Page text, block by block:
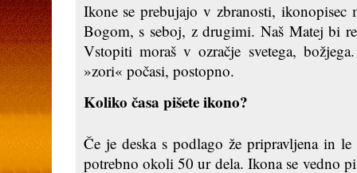
Ikone se prebujajo v zbranosti,
Bogom, s seboj, z drugimi. Naš Matej bi
Vstopiti moraš v ozračje svetega,
»zori« počasi, postopno.
Koliko časa pišete ikono?
Če je deska s podlago že pripravljena in
potrebno okoli 50 ur dela. Ikona se vedno